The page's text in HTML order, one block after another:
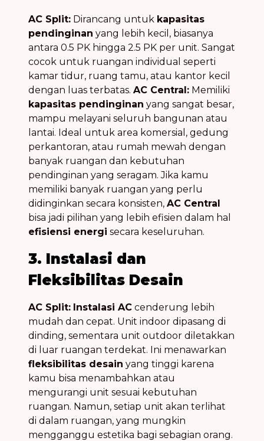
AC Split: Dirancang untuk kapasitas
pendinginan yang lebih kecil, biasanya
antara 0.5 PK hingga 2.5 PK per unit. Sangat
cocok untuk ruangan individual seperti
kamar tidur, ruang tamu, atau kantor kecil
dengan luas terbatas. AC Central: Memiliki
kapasitas pendinginan yang sangat besar,
mampu melayani seluruh bangunan atau
lantai. Ideal untuk area komersial, gedung
perkantoran, atau rumah mewah dengan
banyak ruangan dan kebutuhan
pendinginan yang seragam. Jika kamu
memiliki banyak ruangan yang perlu
didinginkan secara konsisten, AC Central
bisa jadi pilihan yang lebih efisien dalam hal
efisiensi energi secara keseluruhan.
3. Instalasi dan
Fleksibilitas Desain
AC Split: Instalasi AC cenderung lebih
mudah dan cepat. Unit indoor dipasang di
dinding, sementara unit outdoor diletakkan
di luar ruangan terdekat. Ini menawarkan
fleksibilitas desain yang tinggi karena
kamu bisa menambahkan atau
mengurangi unit sesuai kebutuhan
ruangan. Namun, setiap unit akan terlihat
di dalam ruangan, yang mungkin
mengganggu estetika bagi sebagian orang.